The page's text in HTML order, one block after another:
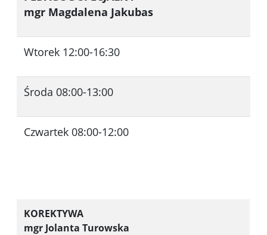
mgr Magdalena Jakubas
Wtorek 12:00-16:30
Środa 08:00-13:00
Czwartek 08:00-12:00
KOREKTYWA
mgr Jolanta Turowska